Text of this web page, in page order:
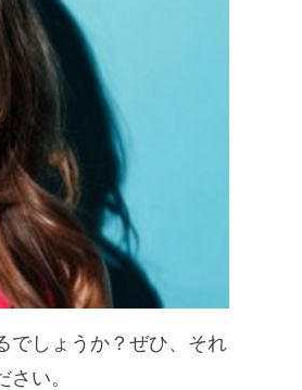
でしょうか？ぜひ、それ
い。